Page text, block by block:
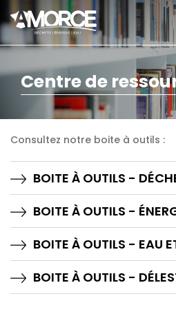
Centre de
Consultez notre boite à outils :
BOITE À OUTILS -
BOITE À OUTILS -
BOITE À OUTILS - EAU
BOITE À OUTILS -